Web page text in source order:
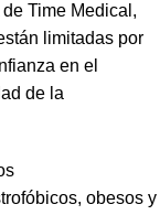
Time Medical,
limitadas por
en el
de la
obesos y